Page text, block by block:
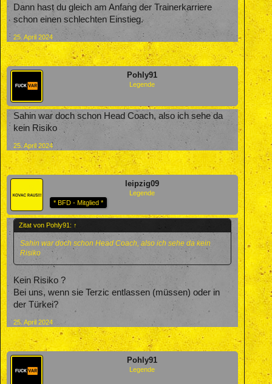
Dann hast du gleich am Anfang der Trainerkarriere
schon einen schlechten Einstieg.
25. April 2024
Pohly91
Legende
Sahin war doch schon Head Coach, also ich sehe da
kein Risiko
25. April 2024
leipzig09
Legende
* BFD - Mitglied *
Zitat von Pohly91: ↑
Sahin war doch schon Head Coach, also ich sehe da kein
Risiko
Kein Risiko ?
Bei uns, wenn sie Terzic entlassen (müssen) oder in
der Türkei?
25. April 2024
Pohly91
Legende